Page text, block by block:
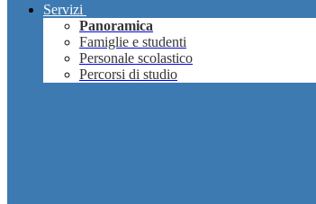
Servizi
Panoramica
Famiglie e studenti
Personale scolastico
Percorsi di studio